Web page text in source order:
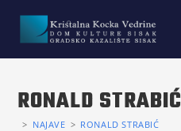
RONALD STRABIĆ
> NAJAVE > RONALD STRABIĆ